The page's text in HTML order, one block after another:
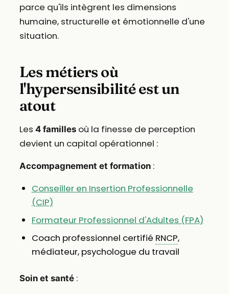
parce qu'ils intègrent les dimensions
humaine, structurelle et émotionnelle d'une
situation.
Les métiers où
l'hypersensibilité est un
atout
Les 4 famillesoù la finesse de perception
devient un capital opérationnel :
Accompagnement et formation:
Conseiller en Insertion Professionnelle
(CIP)
Formateur Professionnel d'Adultes (FPA)
Coach professionnel certifié RNCP,
médiateur, psychologue du travail
Soin et santé: